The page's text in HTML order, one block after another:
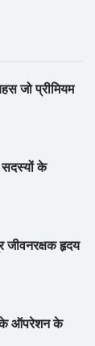
जो प्रीमियम
सदस्यों के
हृदय
के ऑपरेशन के